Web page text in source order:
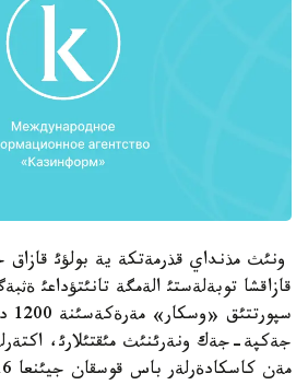
ونئث مذنداي قذرمةتكة ية بولؤئ
قازاقشا توبةلةستئ الةمگة تانئتؤداعئ
جةكپة-جةك ونةرئنئث مئقتئلارئ،